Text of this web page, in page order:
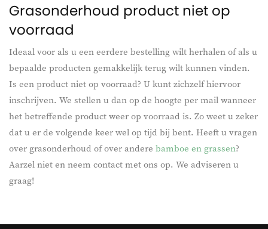
Grasonderhoud product niet op
voorraad
Ideaal voor als u een eerdere bestelling wilt herhalen of als u
bepaalde producten gemakkelijk terug wilt kunnen vinden.
Is een product niet op voorraad? U kunt zichzelf hiervoor
inschrijven. We stellen u dan op de hoogte per mail wanneer
het betreffende product weer op voorraad is. Zo weet u zeker
dat u er de volgende keer wel op tijd bij bent. Heeft u vragen
over grasonderhoud of over andere bamboe en grassen?
Aarzel niet en neem contact met ons op. We adviseren u
graag!